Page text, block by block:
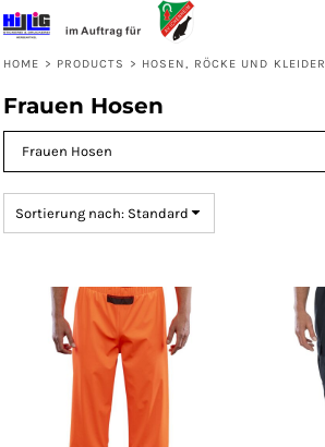
HOME > PRODUCTS > HOSEN, RÖCKE UND KLEIDER
Frauen Hosen
Sortierung nach: Standard
Standard